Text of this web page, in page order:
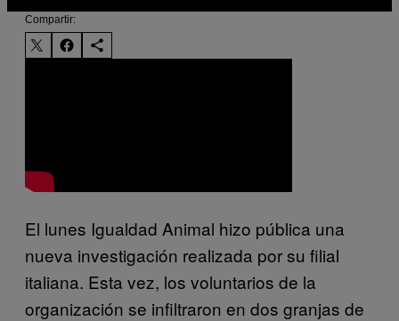
Compartir:
El lunes Igualdad Animal hizo pública una
nueva investigación realizada por su filial
italiana. Esta vez, los voluntarios de la
organización se infiltraron en dos granjas de